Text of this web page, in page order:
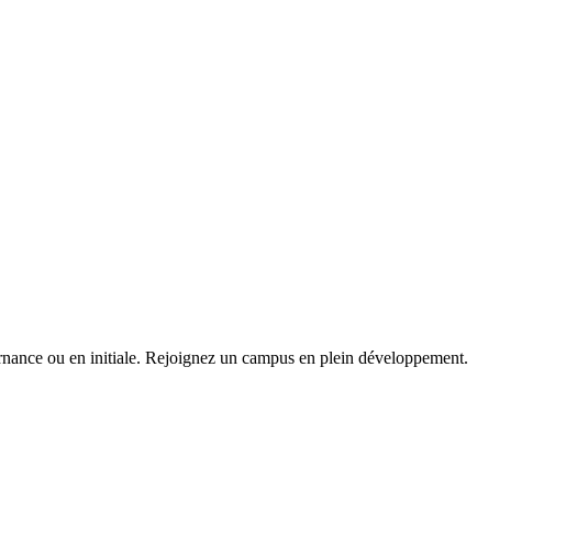
ou en initiale. Rejoignez un campus en plein développement.